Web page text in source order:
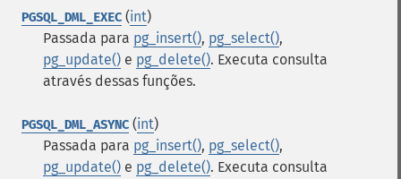
PGSQL_DML_EXEC (int)
Passada para pg_insert(), pg_select(),
pg_update() e pg_delete(). Executa consulta
através dessas funções.
PGSQL_DML_ASYNC (int)
Passada para pg_insert(), pg_select(),
pg_update() e pg_delete(). Executa consulta